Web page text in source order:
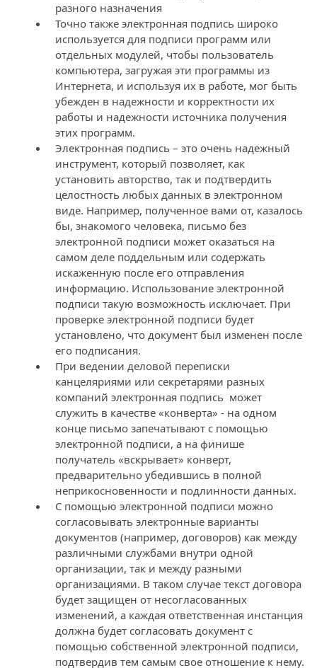
разного назначения
Точно также электронная подпись широко
используется для подписи программ или
отдельных модулей, чтобы пользователь
компьютера, загружая эти программы из
Интернета, и используя их в работе, мог быть
убежден в надежности и корректности их
работы и надежности источника получения
этих программ.
Электронная подпись – это очень надежный
инструмент, который позволяет, как
установить авторство, так и подтвердить
целостность любых данных в электронном
виде. Например, полученное вами от, казалось
бы, знакомого человека, письмо без
электронной подписи может оказаться на
самом деле поддельным или содержать
искаженную после его отправления
информацию. Использование электронной
подписи такую возможность исключает. При
проверке электронной подписи будет
установлено, что документ был изменен после
его подписания.
При ведении деловой переписки
канцеляриями или секретарями разных
компаний электронная подпись может
служить в качестве «конверта» - на одном
конце письмо запечатывают с помощью
электронной подписи, а на финише
получатель «вскрывает» конверт,
предварительно убедившись в полной
неприкосновенности и подлинности данных.
С помощью электронной подписи можно
согласовывать электронные варианты
документов (например, договоров) как между
различными службами внутри одной
организации, так и между разными
организациями. В таком случае текст договора
будет защищен от несогласованных
изменений, а каждая ответственная инстанция
должна будет согласовать документ с
помощью собственной электронной подписи,
подтвердив тем самым свое отношение к нему.